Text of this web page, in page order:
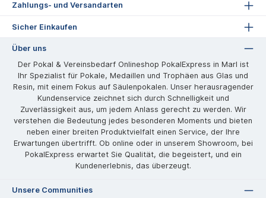
Zahlungs- und Versandarten
Sicher Einkaufen
Über uns
Der Pokal & Vereinsbedarf Onlineshop PokalExpress in Marl ist
Ihr Spezialist für Pokale, Medaillen und Trophäen aus Glas und
Resin, mit einem Fokus auf Säulenpokalen. Unser herausragender
Kundenservice zeichnet sich durch Schnelligkeit und
Zuverlässigkeit aus, um jedem Anlass gerecht zu werden. Wir
verstehen die Bedeutung jedes besonderen Moments und bieten
neben einer breiten Produktvielfalt einen Service, der Ihre
Erwartungen übertrifft. Ob online oder in unserem Showroom, bei
PokalExpress erwartet Sie Qualität, die begeistert, und ein
Kundenerlebnis, das überzeugt.
Unsere Communities